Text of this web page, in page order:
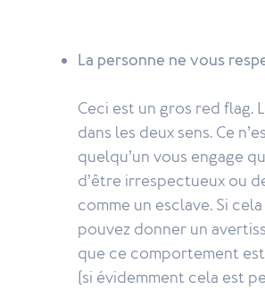
La personne ne vous
Ceci est un gros red flag.
dans les deux sens. Ce
quelqu’un vous engage
d’être irrespectueux ou
comme un esclave. Si
pouvez donner un
que ce comportement
(si évidemment cela est